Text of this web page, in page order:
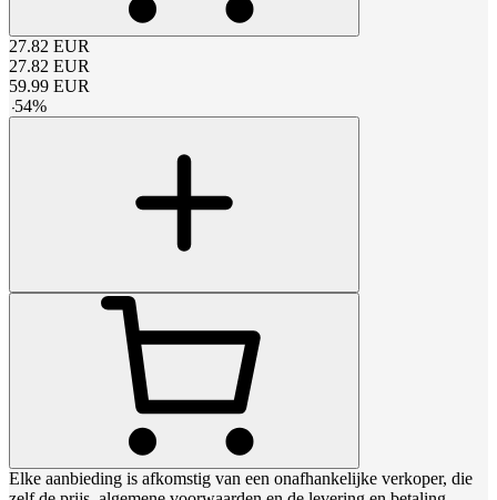
27.82 EUR
27.82 EUR
59.99 EUR
-54%
Elke aanbieding is afkomstig van een onafhankelijke verkoper, die